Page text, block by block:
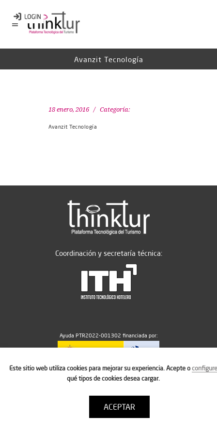
Avanzit Tecnología
18 enero, 2016 Categoría:
Avanzit Tecnología
Coordinación y secretaría técnica:
Ayuda PTR2022-001302 financiada por:
MICIU/AEI/10.13039/501100011033
Política de cookies
Condiciones de uso
Este sitio web utiliza cookies para mejorar su experiencia. Acepte oconfigure
qué tipos de cookies desea cargar.
ACEPTAR